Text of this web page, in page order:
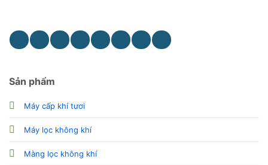
Sản phẩm
Máy cấp khí tươi
Máy lọc không khí
Màng lọc không khí